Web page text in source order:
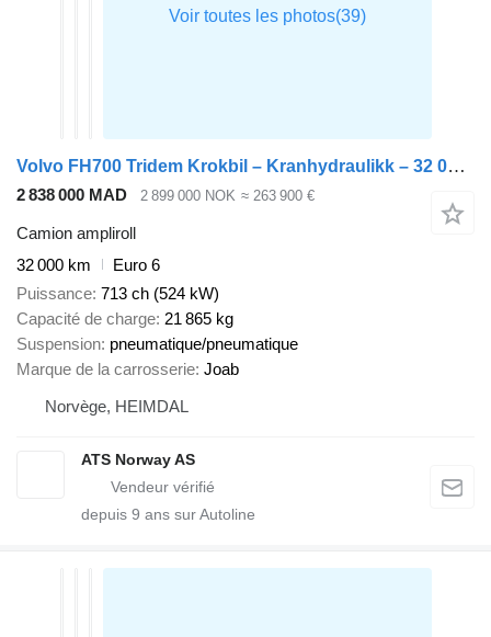
Volvo FH700 Tridem Krokbil – Kranhydraulikk – 32 000 km!
2 838 000 MAD 2 899 000 NOK ≈ 263 900 €
Camion ampliroll
32 000 km
Euro 6
Puissance 713 ch (524 kW)
Capacité de charge 21 865 kg
Suspension pneumatique/pneumatique
Marque de la carrosserie Joab
Norvège, HEIMDAL
ATS Norway AS
depuis 9 ans sur Autoline